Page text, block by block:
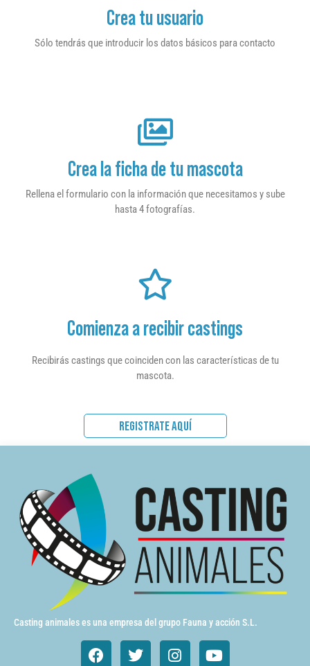
Crea tu usuario
Sólo tendrás que introducir los datos básicos para contacto
Crea la ficha de tu mascota
Rellena el formulario con la información que necesitamos y sube
hasta 4 fotografías.
Comienza a recibir castings
Recibirás castings que coinciden con las características de tu
mascota.
REGISTRATE AQUÍ
Casting animales es una empresa del grupo Fauna y acción S.L.